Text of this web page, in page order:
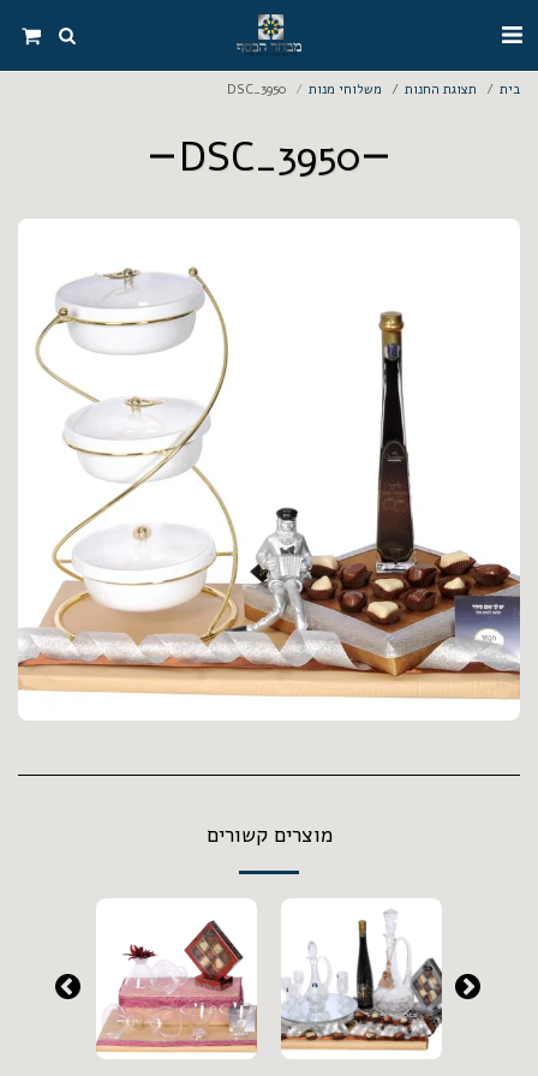
בית תצוגת החנות משלוחי מנות DSC_3950
DSC_3950
מוצרים קשורים